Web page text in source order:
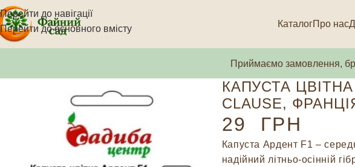
Перейти до навігації
Перейти до основного вмісту
КаталогПро нас
Приймаємо замовлення,
КАПУСТА
CLAUSE,
29 ГРН
Капуста Ардент F1 –
надійний літньо-осінній